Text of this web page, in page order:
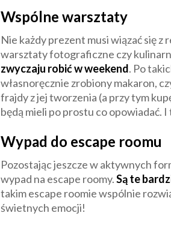
Wspólne warsztaty
Nie każdy prezent musi wiązać się
warsztaty fotograficzne czy
zwyczaju robić w weekend. Po
własnoręcznie zrobiony makaron,
frajdy z jej tworzenia (a przy tym
będą mieli po prostu co opowiadać.
Wypad do escape roomu
Pozostając jeszcze w aktywnych
wypad na escape roomy.Są te
takim escape roomie wspólnie
świetnych emocji!